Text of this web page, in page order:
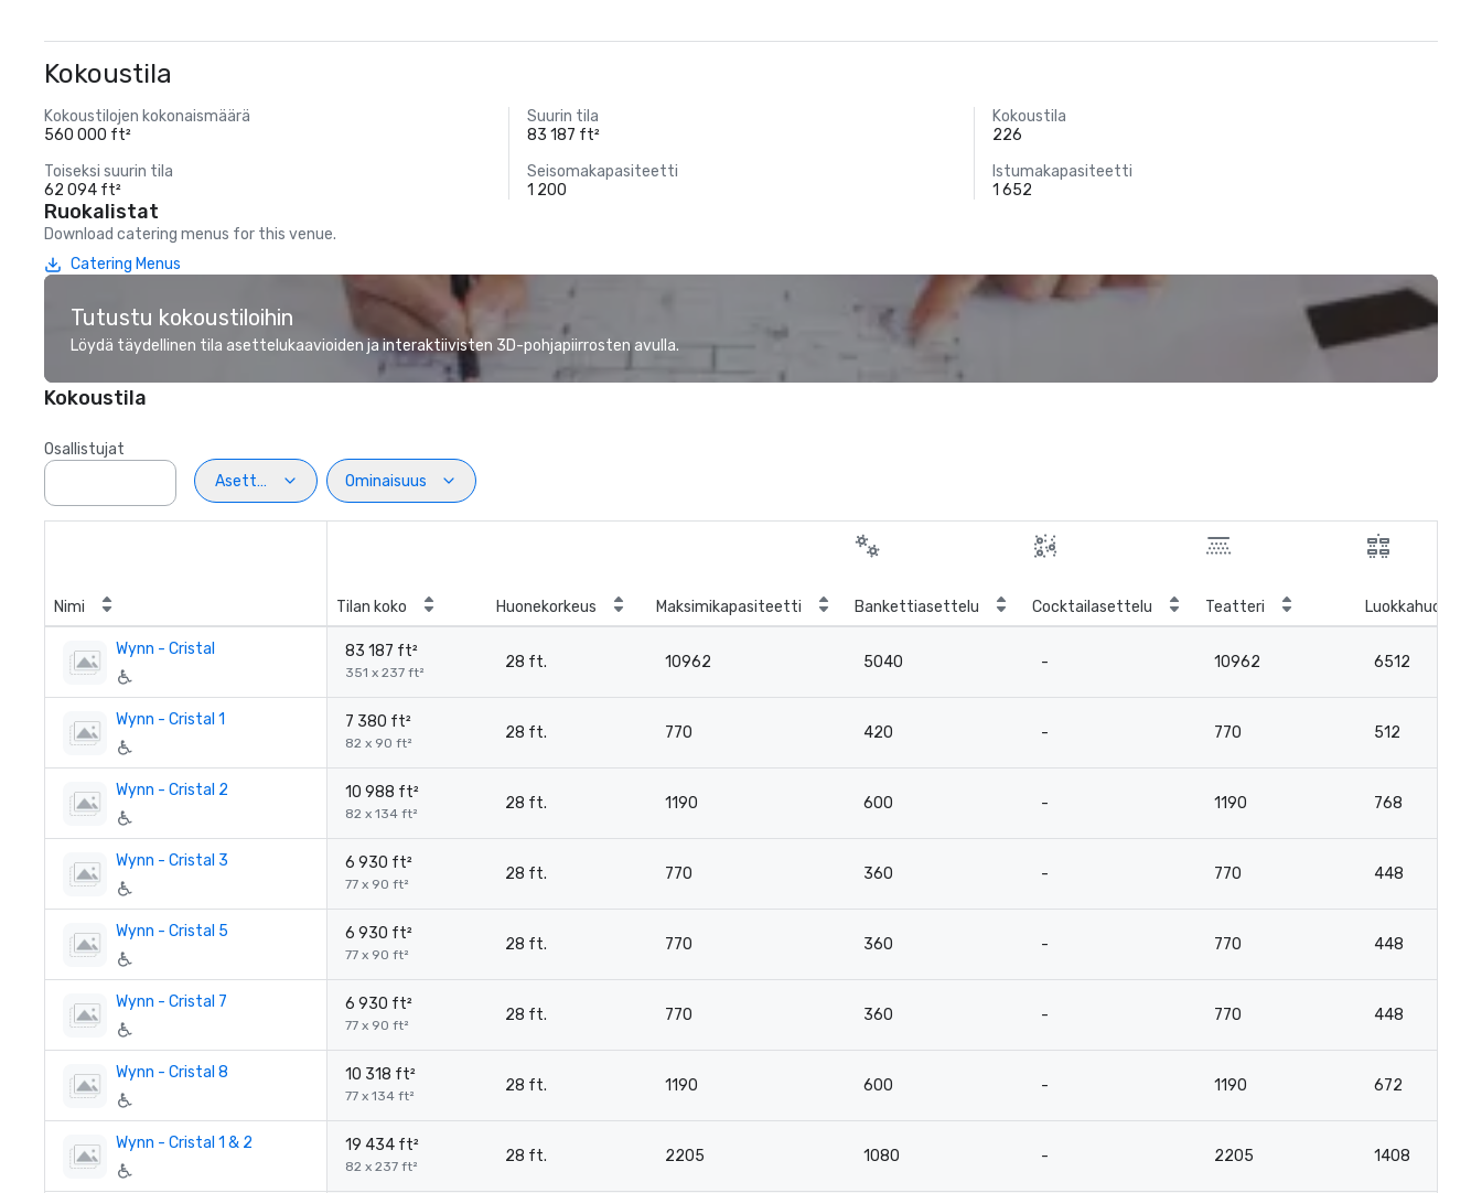
Kokoustila
Kokoustilojen kokonaismäärä
560 000 ft²
Suurin tila
83 187 ft²
Kokoustila
226
Toiseksi suurin tila
62 094 ft²
Seisomakapasiteetti
1 200
Istumakapasiteetti
1 652
Ruokalistat
Download catering menus for this venue.
Catering Menus
Tutustu kokoustiloihin
Löydä täydellinen tila asettelukaavioiden ja interaktiivisten 3D-pohjapiirrosten avulla.
Kokoustila
Osallistujat
Asettelu
Ominaisuus
Nimi Tilan koko Huonekorkeus Maksimikapasiteetti Bankettiasettelu Cocktailasettelu Teatteri Luokkahuone
Wynn - Cristal 83 187 ft²
351 x 237 ft²
28 ft. 10962 5040 - 10962 6512
Wynn - Cristal 1 7 380 ft²
82 x 90 ft²
28 ft. 770 420 - 770 512
Wynn - Cristal 2 10 988 ft²
82 x 134 ft²
28 ft. 1190 600 - 1190 768
Wynn - Cristal 3 6 930 ft²
77 x 90 ft²
28 ft. 770 360 - 770 448
Wynn - Cristal 5 6 930 ft²
77 x 90 ft²
28 ft. 770 360 - 770 448
Wynn - Cristal 7 6 930 ft²
77 x 90 ft²
28 ft. 770 360 - 770 448
Wynn - Cristal 8 10 318 ft²
77 x 134 ft²
28 ft. 1190 600 - 1190 672
Wynn - Cristal 1 & 2 19 434 ft²
82 x 237 ft²
28 ft. 2205 1080 - 2205 1408